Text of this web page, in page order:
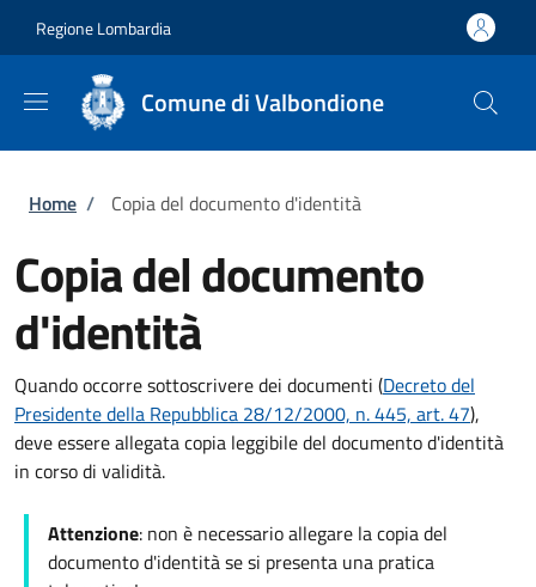
Regione Lombardia
Comune di Valbondione
Briciole di pane
Home / Copia del documento d'identità
Copia del documento
d'identità
Quando occorre sottoscrivere dei documenti (Decreto del
Presidente della Repubblica 28/12/2000, n. 445, art. 47),
deve essere allegata copia leggibile del documento d'identità
in corso di validità.
Attenzione: non è necessario allegare la copia del
documento d'identità se si presenta una pratica